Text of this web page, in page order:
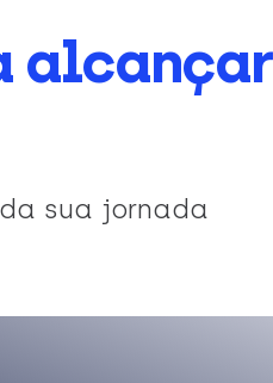
alcançar
sua jornada